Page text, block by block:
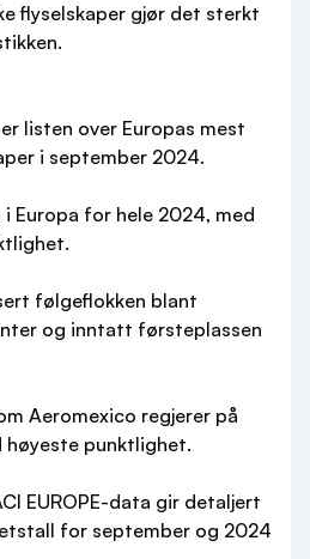
flyselskaper gjør det sterkt
listen over Europas mest
i september 2024.
i Europa for hele 2024, med
følgeflokken blant
og inntatt førsteplassen
Aeromexico regjerer på
høyeste punktlighet.
EUROPE-data gir detaljert
for september og 2024